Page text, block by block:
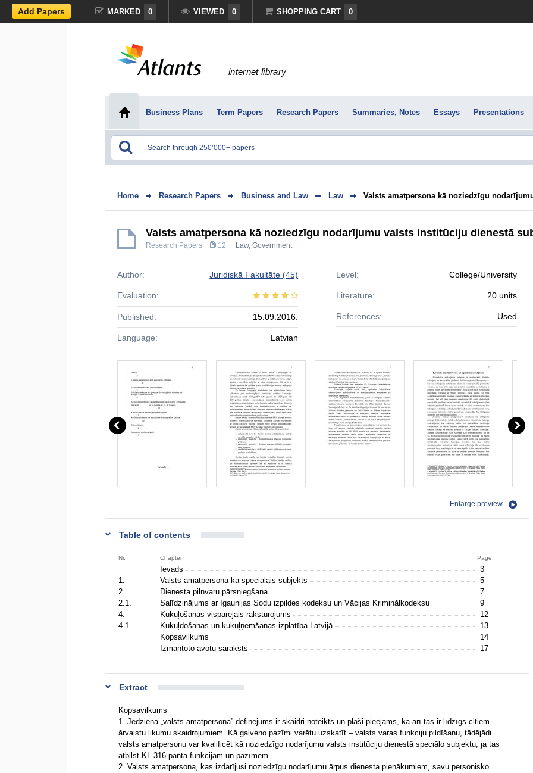
Add Papers MARKED 0 VIEWED 0 SHOPPING CART 0
internet library
Business Plans Term Papers Research Papers Summaries, Notes Essays Presentations
Home Research Papers Business and Law Law Valsts amatpersona kā noziedzīgu
Valsts amatpersona kā noziedzīgu nodarījumu valsts institūciju dienestā
Research Papers 12 Law, Government
Author: Juridiskā Fakultāte (45)
Evaluation:
Published: 15.09.2016.
Language: Latvian
Level: College/University
Literature: 20 units
References: Used
Enlarge preview
Table of contents
Nr. Chapter Page.
Ievads
3
1.
Valsts amatpersona kā speciālais subjekts
5
2.
Dienesta pilnvaru pārsniegšana
7
2.1.
Salīdzinājums ar Igaunijas Sodu izpildes kodeksu un Vācijas Kriminālkodeksu
9
4.
Kukuļošanas vispārējais raksturojums
12
4.1.
Kukuļdošanas un kukuļņemšanas izplatība Latvijā
13
Kopsavilkums
14
Izmantoto avotu saraksts
17
Extract
Kopsavilkums
1. Jēdziena „valsts amatpersona” definējums ir skaidri noteikts un plaši pieejams, kā arī tas ir līdzīgs citiem
ārvalstu likumu skaidrojumiem. Kā galveno pazīmi varētu uzskatīt – valsts varas funkciju pildīšanu, tādējādi
valsts amatpersonu var kvalificēt kā noziedzīgo nodarījumu valsts institūciju dienestā speciālo subjektu, ja tas
atbilst KL 316.panta funkcijām un pazīmēm.
2. Valsts amatpersona, kas izdarījusi noziedzīgu nodarījumu ārpus dienesta pienākumiem, savu personisko